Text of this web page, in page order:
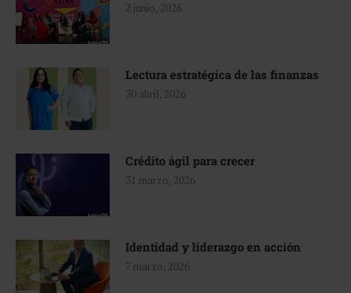
2 junio, 2026
Lectura estratégica de las finanzas
30 abril, 2026
Crédito ágil para crecer
31 marzo, 2026
Identidad y liderazgo en acción
7 marzo, 2026